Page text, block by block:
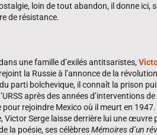
loin de tout abandon, il donne ici,
de résistance.
une famille d’exilés antitsaristes,
la Russie à l’annonce de la
parti bolchevique, il connaît la prison
après des années d’interventions
pour rejoindre Mexico où il meurt en
Victor Serge laisse derrière lui une œuvre
la poésie, ses célèbresMémoires d’un